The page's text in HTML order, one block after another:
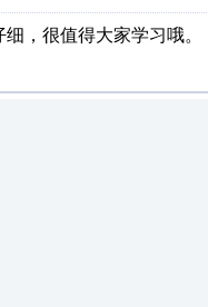
，很值得大家学习哦。